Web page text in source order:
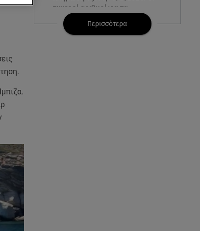
τυχεροί αριθμοί για τα
2.500.000 ευρώ
Περισσότερα